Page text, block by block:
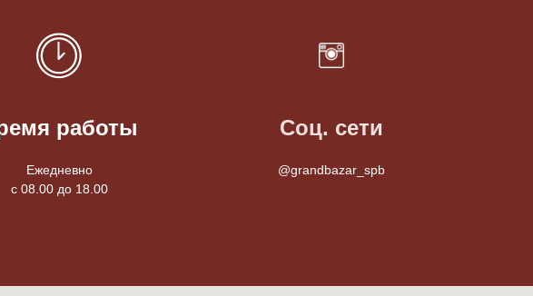
работы
Ежедневно
с 08.00 до 18.00
Соц. сети
@grandbazar_spb